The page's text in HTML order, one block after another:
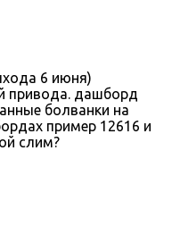
6 июня)
привода. дашборд
болванки на
пример 12616 и
слим?